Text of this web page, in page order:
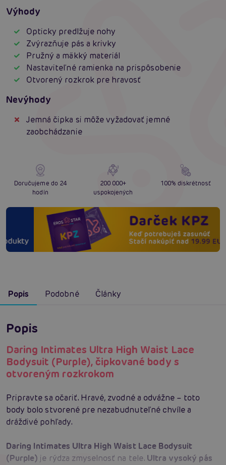
Výhody
Opticky predlžuje nohy
Zvýrazňuje pás a krivky
Pružný a mäkký materiál
Nastaviteľné ramienka na prispôsobenie
Otvorený rozkrok pre hravosť
Nevýhody
Jemná čipka si môže vyžadovať jemné
zaobchádzanie
Doručujeme do 24
hodín
200 000+
uspokojených
100% diskrétnosť
Popis Podobné Články
Popis
Daring Intimates Ultra High Waist Lace
Bodysuit (Purple), čipkované body s
otvoreným rozkrokom
Pripravte sa očariť. Hravé, zvodné a odvážne – toto
body bolo stvorené pre nezabudnuteľné chvíle a
dráždivé pohľady.
Daring Intimates Ultra High Waist Lace Bodysuit
(Purple) je rýdza zmyselnosť na tele. Ultra vysoký pás